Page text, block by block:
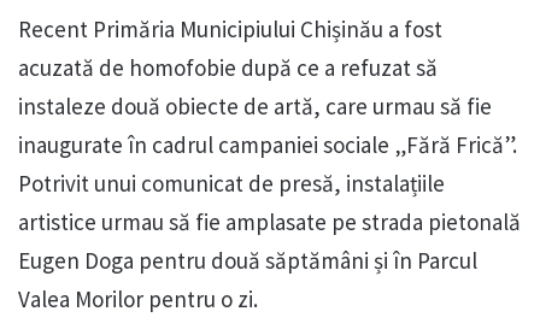
Recent Primăria Municipiului Chișinău a fost
acuzată de homofobie după ce a refuzat să
instaleze două obiecte de artă, care urmau să fie
inaugurate în cadrul campaniei sociale „Fără Frică”.
Potrivit unui comunicat de presă, instalațiile
artistice urmau să fie amplasate pe strada pietonală
Eugen Doga pentru două săptămâni și în Parcul
Valea Morilor pentru o zi.